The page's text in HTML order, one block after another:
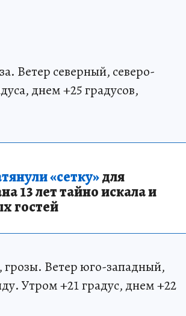
Ветер северный, северо-
днем +25 градусов,
«сетку»для
13 лет тайно искала и
гостей
Ветер юго-западный,
Утром +21 градус, днем +22